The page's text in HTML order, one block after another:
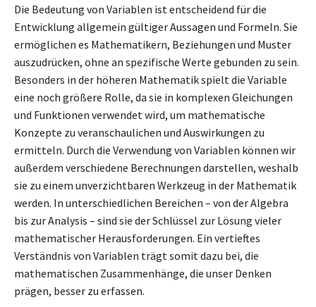
Die Bedeutung von Variablen ist entscheidend für die
Entwicklung allgemein gültiger Aussagen und Formeln. Sie
ermöglichen es Mathematikern, Beziehungen und Muster
auszudrücken, ohne an spezifische Werte gebunden zu sein.
Besonders in der höheren Mathematik spielt die Variable
eine noch größere Rolle, da sie in komplexen Gleichungen
und Funktionen verwendet wird, um mathematische
Konzepte zu veranschaulichen und Auswirkungen zu
ermitteln. Durch die Verwendung von Variablen können wir
außerdem verschiedene Berechnungen darstellen, weshalb
sie zu einem unverzichtbaren Werkzeug in der Mathematik
werden. In unterschiedlichen Bereichen – von der Algebra
bis zur Analysis – sind sie der Schlüssel zur Lösung vieler
mathematischer Herausforderungen. Ein vertieftes
Verständnis von Variablen trägt somit dazu bei, die
mathematischen Zusammenhänge, die unser Denken
prägen, besser zu erfassen.